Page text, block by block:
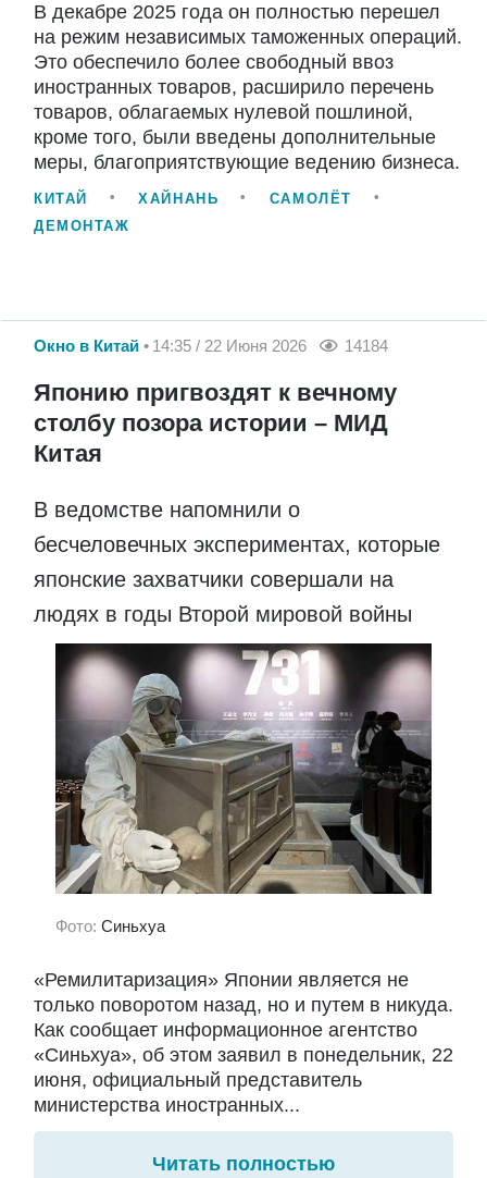
В декабре 2025 года он полностью перешел
на режим независимых таможенных операций.
Это обеспечило более свободный ввоз
иностранных товаров, расширило перечень
товаров, облагаемых нулевой пошлиной,
кроме того, были введены дополнительные
меры, благоприятствующие ведению бизнеса.
КИТАЙ ХАЙНАНЬ
САМОЛЁТ
ДЕМОНТАЖ
Окно в Китай 14:35 / 22 Июня 2026 14184
Японию пригвоздят к вечному
столбу позора истории – МИД
Китая
В ведомстве напомнили о
бесчеловечных экспериментах, которые
японские захватчики совершали на
людях в годы Второй мировой войны
Фото: Синьхуа
«Ремилитаризация» Японии является не
только поворотом назад, но и путем в никуда.
Как сообщает информационное агентство
«Синьхуа», об этом заявил в понедельник, 22
июня, официальный представитель
министерства иностранных...
Читать полностью